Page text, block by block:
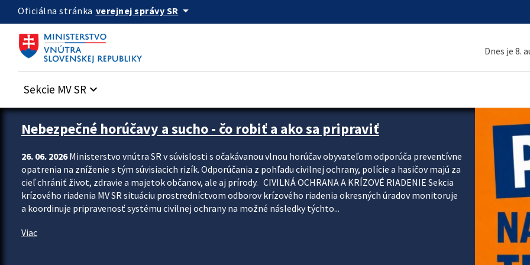
Preskocit na hlavný obsah
Oficiálna stránka verejnej správy SR arrow_drop_down
Dnes je 8.
Sekcie MV SR keyboard_arrow_down
Zastavit automatický posun upútavok
Nebezpečné horúčavy a sucho - čo robiť a ako sa pripraviť
26. 06. 2026Ministerstvo vnútra SR v súvislosti s očakávanou vlnou horúčav obyvateľom odporúča preventívne
opatrenia na zníženie s tým súvisiacich rizík. Odporúčania z pohľadu civilnej ochrany, polície a hasičov majú za
cieľ chrániť život, zdravie a majetok občanov, ale aj prírody. CIVILNÁ OCHRANA A KRÍZOVÉ RIADENIE Sekcia
krízového riadenia MV SR situáciu prostredníctvom odborov krízového riadenia okresných úradov monitoruje
a koordinuje pripravenosť systému civilnej ochrany na možné následky týchto...
Viac